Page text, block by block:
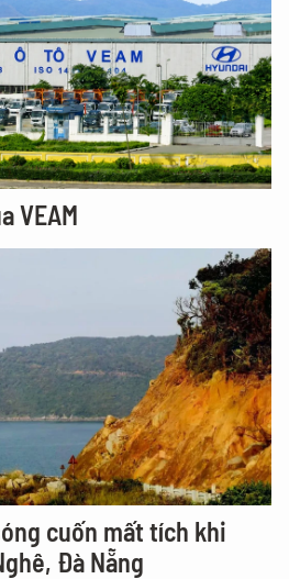
VEAM
cuốn mất tích khi
Đà Nẵng